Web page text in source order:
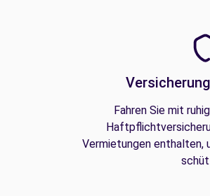
Fahren Sie mit
Vermietungen enthalten,